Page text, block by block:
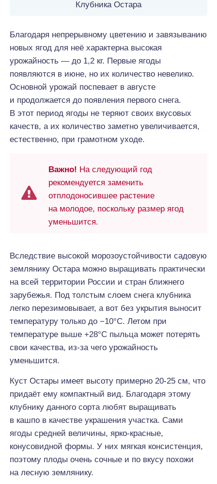
Клубника Остара
Благодаря непрерывному цветению и завязыванию
новых ягод для неё характерна высокая
урожайность — до 1,2 кг. Первые ягоды
появляются в июне, но их количество невелико.
Основной урожай поспевает в августе
и продолжается до появления первого снега.
В этот период ягоды не теряют своих вкусовых
качеств, а их количество заметно увеличивается,
естественно, при грамотном уходе.
Важно! На следующий год
рекомендуется заменить
отплодоносившее растение
на молодое, поскольку размер ягод
уменьшится.
Вследствие высокой морозоустойчивости садовую
землянику Остара можно выращивать практически
на всей территории России и стран ближнего
зарубежья. Под толстым слоем снега клубника
легко перезимовывает, а вот без укрытия выносит
температуру только до −10°C. Летом при
температуре выше +28°C пыльца может потерять
свои качества, из-за чего урожайность
уменьшится.
Куст Остары имеет высоту примерно 20-25 см, что
придаёт ему компактный вид. Благодаря этому
клубнику данного сорта любят выращивать
в кашпо в качестве украшения участка. Сами
ягоды средней величины, ярко-красные,
конусовидной формы. У них мягкая консистенция,
поэтому плоды очень сочные и по вкусу похожи
на лесную землянику.